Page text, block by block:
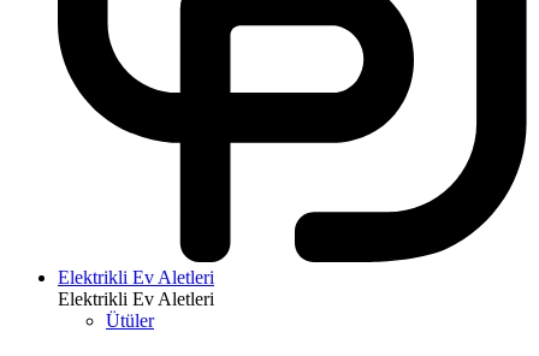
Elektrikli Ev Aletleri
Elektrikli Ev Aletleri
Ütüler